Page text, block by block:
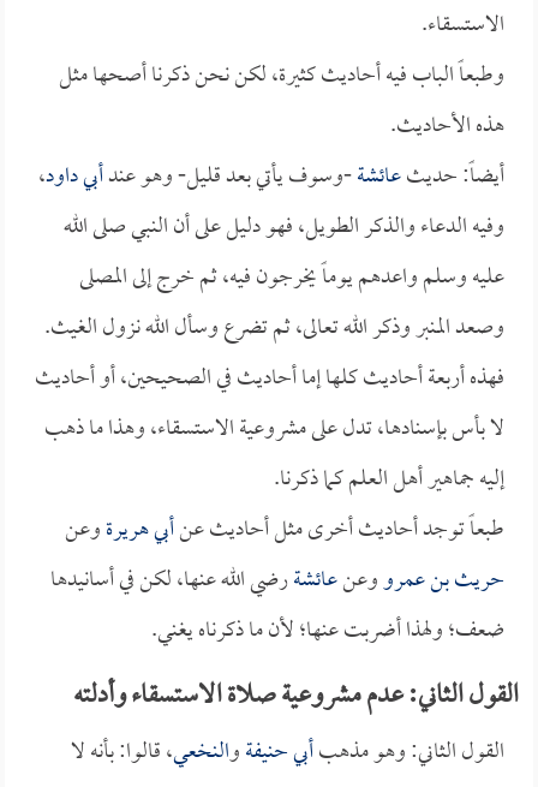
الاستسقاء.
وطبعاً الباب فيه أحاديث كثيرة، لكن نحن ذكرنا أصحها مثل
هذه الأحاديث.
أيضاً: حديثعائشة-وسوف يأتي بعد قليل- وهو عندأبي داود،
وفيه الدعاء والذكر الطويل، فهو دليل على أن النبي صلى الله
عليه وسلم واعدهم يوماً يخرجون فيه، ثم خرج إلى المصلى
وصعد المنبر وذكر الله تعالى، ثم تضرع وسأل الله نزول الغيث.
فهذه أربعة أحاديث كلها إما أحاديث في الصحيحين، أو أحاديث
لا بأس بإسنادها، تدل على مشروعية الاستسقاء، وهذا ما ذهب
إليه جماهير أهل العلم كما ذكرنا.
طبعاً توجد أحاديث أخرى مثل أحاديث عنأبي هريرةوعن
حريث بن عمرووعنعائشةرضي الله عنها، لكن في أسانيدها
ضعف؛ ولهذا أضربت عنها؛ لأن ما ذكرناه يغني.
القول الثاني: عدم مشروعية صلاة الاستسقاء وأدلته
القول الثاني: وهو مذهبأبي حنيفةوالنخعي، قالوا: بأنه لا